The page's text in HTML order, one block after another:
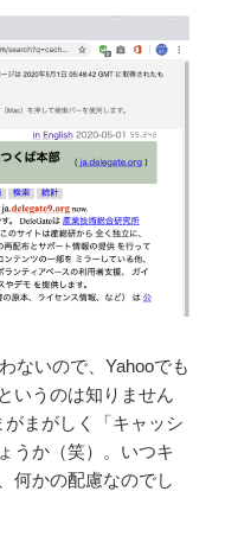
ないので、Yahooでも
いうのは知りません
まがしく「キャッシ
うか（笑）。いつキ
何かの配慮なのでし